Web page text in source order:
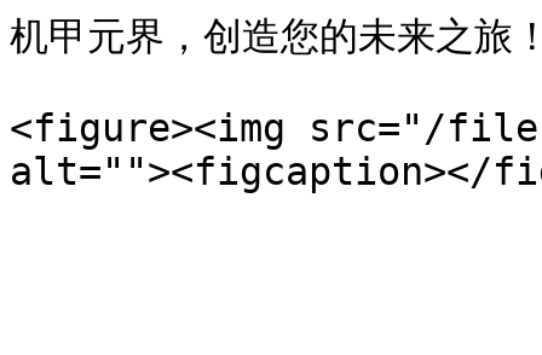
机甲元界，创造您的未来之旅
<figure><img src="/files/